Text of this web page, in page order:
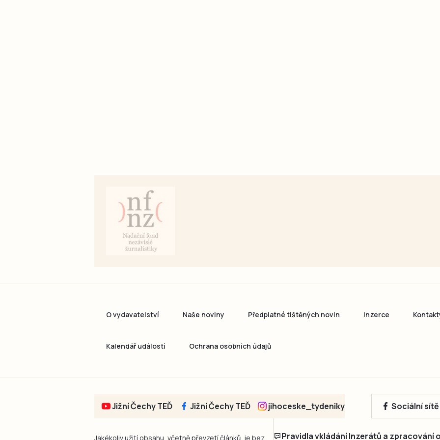
O vydavatelství Naše noviny Předplatné tištěných novin Inzerce
Kalendář událostí Ochrana osobních údajů
Jižní Čechy TEĎ Jižní Čechy TEĎ jihoceske_tydeniky Sociální
Jakékoliv užití obsahu, včetně převzetí článků, je bez Pravidla vkládání Inzerátů a zpracování